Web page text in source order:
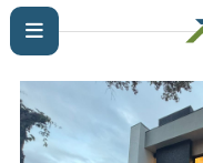
